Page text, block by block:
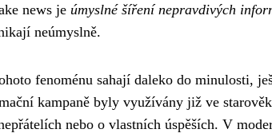
news je úmyslné šíření nepravdivých
neúmyslně.
fenoménu sahají daleko do minulosti,
kampaně byly využívány již ve
nebo o vlastních úspěších. V